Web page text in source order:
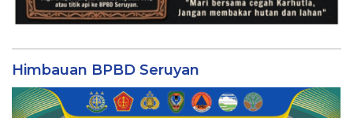
Himbauan BPBD Seruyan